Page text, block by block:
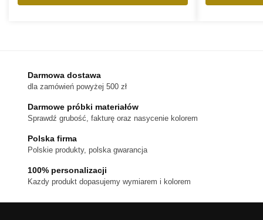
wybrać
stronie
produktu
Darmowa dostawa
dla zamówień powyżej 500 zł
Darmowe próbki materiałów
Sprawdź grubość, fakturę oraz nasycenie kolorem
Polska firma
Polskie produkty, polska gwarancja
100% personalizacji
Kazdy produkt dopasujemy wymiarem i kolorem